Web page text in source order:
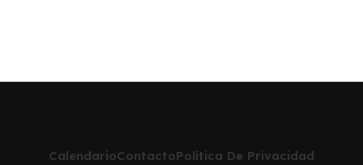
CalendarioContactoPolítica De Privacidad